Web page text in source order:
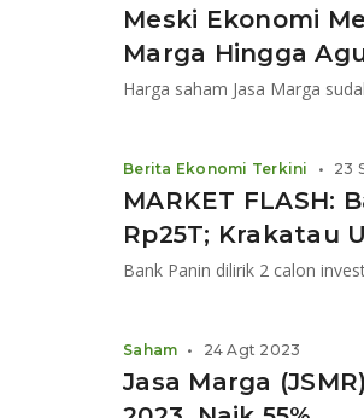
Meski Ekonomi
Marga Hingga
Harga saham Jasa Marga
MARKET FLASH:
Rp25T; Krakatau
Bank Panin dilirik 2 calon
Berita Ekonomi Terkini • 23
Jasa Marga
Saham • 24 Agt 2023